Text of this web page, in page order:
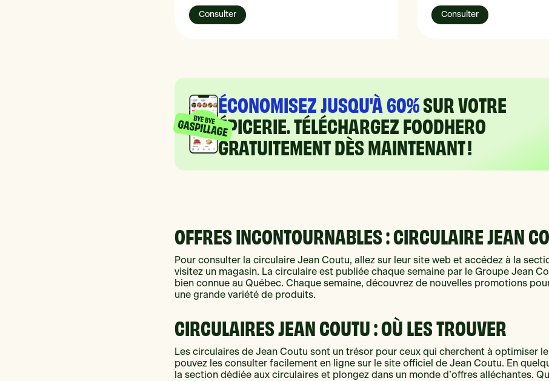
Consulter Consulter
ÉCONOMISEZ JUSQU'À 60%SUR VOTRE
ÉPICERIE. TÉLÉCHARGEZ FOODHERO
GRATUITEMENT DÈS MAINTENANT !
OFFRES INCONTOURNABLES : CIRCULAIRE JEAN
Pour consulter la circulaire Jean Coutu, allez sur leur site web et accédez à la
visitez un magasin. La circulaire est publiée chaque semaine par le Groupe Jean
bien connue au Québec. Chaque semaine, découvrez de nouvelles promotions
une grande variété de produits.
CIRCULAIRES JEAN COUTU : OÙ LES TROUVER
Les circulaires de Jean Coutu sont un trésor pour ceux qui cherchent à optimiser
pouvez les consulter facilement en ligne sur le site officiel de Jean Coutu. En
la section dédiée aux circulaires et plongez dans un monde d’offres alléchantes.